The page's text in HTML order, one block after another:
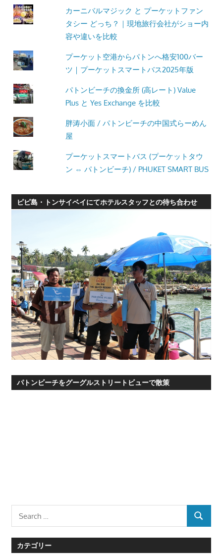
カーニバルマジック と プーケットファン
タシー どっち？｜現地旅行会社がショー内
容や違いを比較
プーケット空港からパトンへ格安100バー
ツ｜プーケットスマートバス2025年版
パトンビーチの換金所 (高レート) Value
Plus と Yes Exchange を比較
胖涛小面 / パトンビーチの中国式らーめん
屋
プーケットスマートバス (プーケットタウ
ン ⇔ パトンビーチ) / PHUKET SMART BUS
ピピ島・トンサイベイにてホテルスタッフとの待ち合わせ
パトンビーチをグーグルストリートビューで散策
SEARCH
カテゴリー